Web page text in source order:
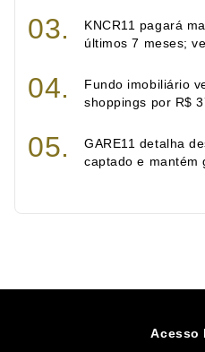
KNCR11 pagará
últimos 7 meses;
Fundo imobiliário
shoppings por R$
GARE11 detalha
captado e mantém
Acesso